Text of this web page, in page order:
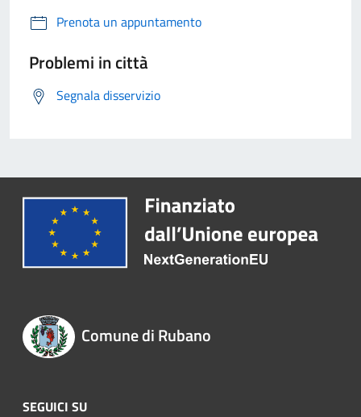
Prenota un appuntamento
Problemi in città
Segnala disservizio
Comune di Rubano
SEGUICI SU